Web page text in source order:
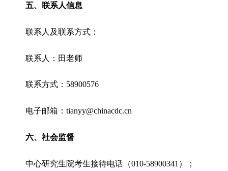
五、联系人信息
联系人及联系方式：
联系人：田老师
联系方式：58900576
电子邮箱：tianyy@chinacdc.cn
六、社会监督
中心研究生院考生接待电话（010-58900341）；